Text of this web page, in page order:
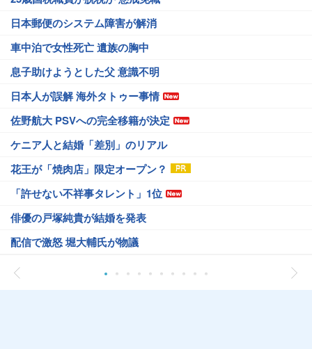
日本郵便のシステム障害が解消
車中泊で女性死亡 遺族の胸中
息子助けようとした父 意識不明
日本人が誤解 海外タトゥー事情
佐野航大 PSVへの完全移籍が決定
ケニア人と結婚「差別」のリアル
花王が「焼肉店」限定オープン？
「許せない不祥事タレント」1位
俳優の戸塚純貴が結婚を発表
配信で激怒 堀大輔氏が物議